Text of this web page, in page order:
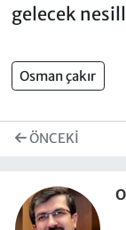
gelecek
Osman çakır
ÖNCEKI